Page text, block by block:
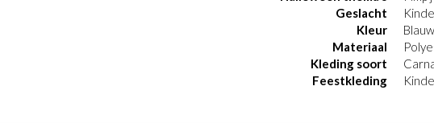
Geslacht
Kleur
Blauw
Materiaal
Kleding soort
Feestkleding